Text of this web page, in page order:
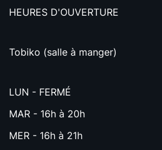
HEURES D'OUVERTURE
Tobiko (salle à manger)
LUN - FERMÉ
MAR - 16h à 20h
MER - 16h à 21h